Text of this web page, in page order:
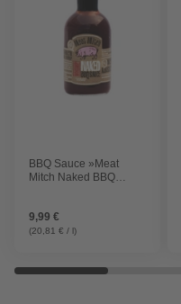
BBQ Sauce »Meat
Mitch Naked BBQ
9,99 €
(20,81 € / l)